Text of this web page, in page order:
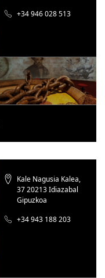
+34 946 028 513
Kale Nagusia Kalea,
37 20213 Idiazabal
Gipuzkoa
+34 943 188 203